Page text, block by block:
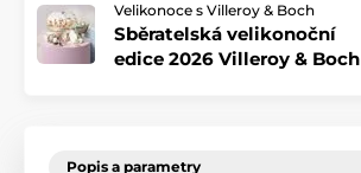
Velikonoce s Villeroy & Boch
Sběratelská velikonoční
edice 2026 Villeroy & Boch
Popis a parametry